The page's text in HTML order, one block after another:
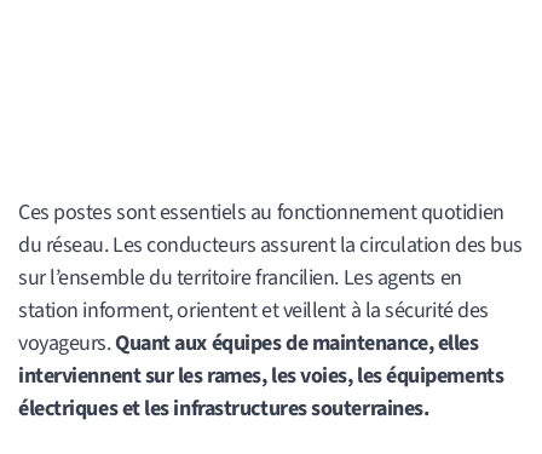
Ces postes sont essentiels au fonctionnement quotidien
du réseau. Les conducteurs assurent la circulation des bus
sur l’ensemble du territoire francilien. Les agents en
station informent, orientent et veillent à la sécurité des
voyageurs.Quant aux équipes de maintenance, elles
interviennent sur les rames, les voies, les équipements
électriques et les infrastructures souterraines.